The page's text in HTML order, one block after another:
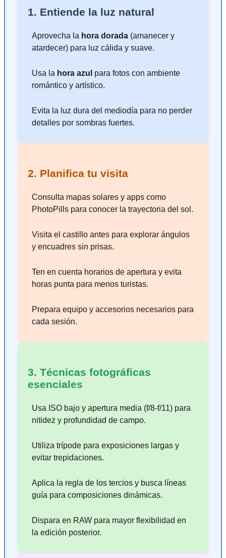
1. Entiende la luz natural
Aprovecha la hora dorada (amanecer y
atardecer) para luz cálida y suave.
Usa la hora azul para fotos con ambiente
romántico y artístico.
Evita la luz dura del mediodía para no perder
detalles por sombras fuertes.
2. Planifica tu visita
Consulta mapas solares y apps como
PhotoPills para conocer la trayectoria del sol.
Visita el castillo antes para explorar ángulos
y encuadres sin prisas.
Ten en cuenta horarios de apertura y evita
horas punta para menos turistas.
Prepara equipo y accesorios necesarios para
cada sesión.
3. Técnicas fotográficas
esenciales
Usa ISO bajo y apertura media (f/8-f/11) para
nitidez y profundidad de campo.
Utiliza trípode para exposiciones largas y
evitar trepidaciones.
Aplica la regla de los tercios y busca líneas
guía para composiciones dinámicas.
Dispara en RAW para mayor flexibilidad en
la edición posterior.